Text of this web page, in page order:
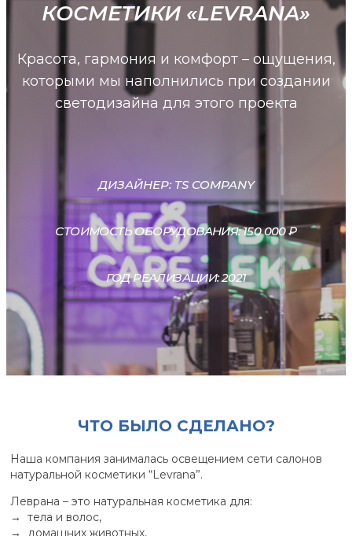
КОСМЕТИКИ «LEVRANA»
Красота, гармония и комфорт – ощущения,
которыми мы наполнились при создании
светодизайна для этого проекта
ДИЗАЙНЕР: TS COMPANY
СТОИМОСТЬ ОБОРУДОВАНИЯ: 150 000 ₽
ГОД РЕАЛИЗАЦИИ: 2021
ЧТО БЫЛО СДЕЛАНО?
Наша компания занималась освещением сети салонов
натуральной косметики “Levrana”.
Леврана – это натуральная косметика для:
→ тела и волос,
→ домашних животных,